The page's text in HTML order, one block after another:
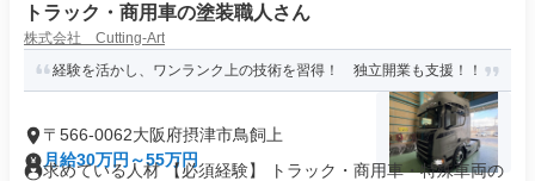
トラック・商用車の塗装職人さん
株式会社 Cutting-Art
経験を活かし、ワンランク上の技術を習得！ 独立開業も支援！！
〒566-0062大阪府摂津市鳥飼上
月給30万円～55万円
求めている人材 【必須経験】 トラック・商用車・特殊車両の